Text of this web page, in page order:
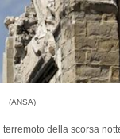
(ANSA)
della scorsa